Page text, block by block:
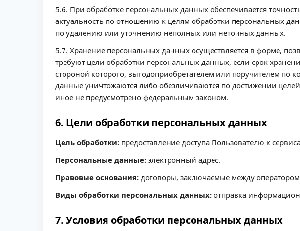
5.6. При обработке персональных данных обеспечивается
актуальность по отношению к целям обработки персональных
по удалению или уточнению неполных или неточных данных.
5.7. Хранение персональных данных осуществляется в форме,
требуют цели обработки персональных данных, если срок
стороной которого, выгодоприобретателем или поручителем по
данные уничтожаются либо обезличиваются по достижении
иное не предусмотрено федеральным законом.
6. Цели обработки персональных данных
Цель обработки: предоставление доступа Пользователю к
Персональные данные: электронный адрес.
Правовые основания: договоры, заключаемые между
Виды обработки персональных данных: отправка
7. Условия обработки персональных данных